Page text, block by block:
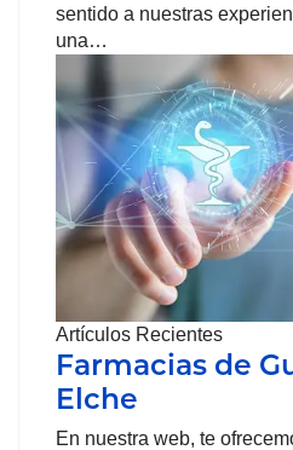
sentido a nuestras
una…
Artículos Recientes
Farmacias de
Elche
En nuestra web, te